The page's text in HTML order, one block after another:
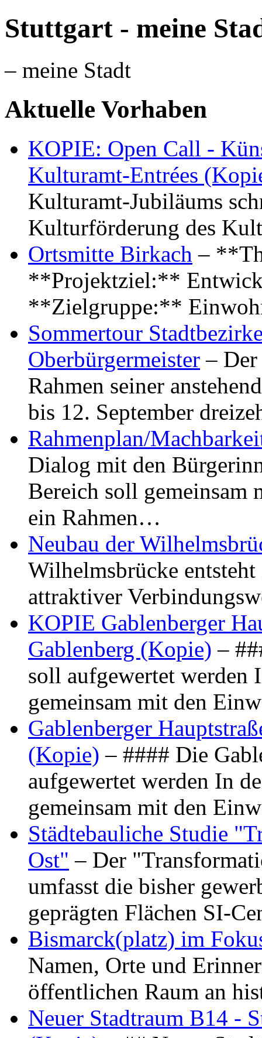
Stuttgart - meine
– meine Stadt
Aktuelle Vorhaben
KOPIE: Open Call -
Kulturamt-Entrées
Kulturamt-Jubiläums
Kulturförderung des
Ortsmitte Birkach –
**Projektziel:**
**Zielgruppe:**
Sommertour
Oberbürgermeister –
Rahmen seiner
bis 12. September
Rahmenplan/
Dialog mit den
Bereich soll gemeinsam
ein Rahmen…
Neubau der
Wilhelmsbrücke
attraktiver
KOPIE Gablenberger
Gablenberg (Kopie) –
soll aufgewertet werden
gemeinsam mit den
Gablenberger
(Kopie) – #### Die
aufgewertet werden In
gemeinsam mit den
Städtebauliche Studie
Ost" – Der
umfasst die bisher
geprägten Flächen SI-
Bismarck(platz) im
Namen, Orte und
öffentlichen Raum an
Neuer Stadtraum B14 -